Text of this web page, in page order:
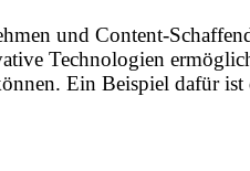
und Content-
Technologien
Ein Beispiel dafür ist